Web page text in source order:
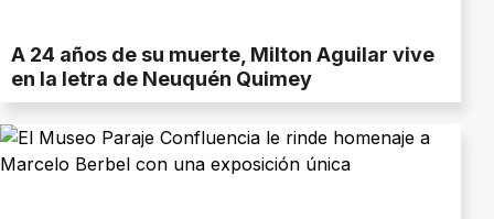
A 24 años de su muerte, Milton Aguilar vive
en la letra de Neuquén Quimey